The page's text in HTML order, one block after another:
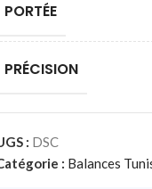
PORTÉE
PRÉCISION
: DSC
: Balances